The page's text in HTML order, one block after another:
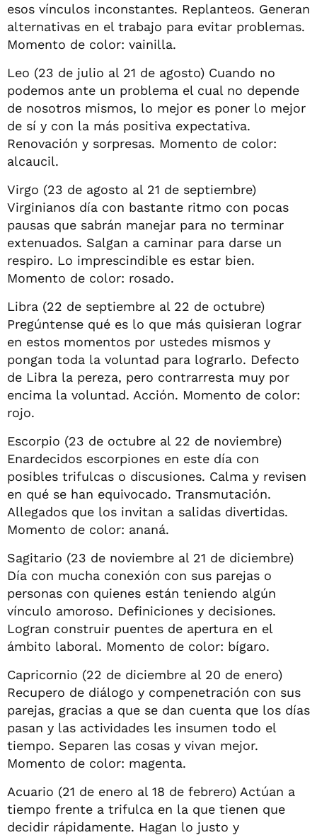
esos vínculos inconstantes. Replanteos. Generan
alternativas en el trabajo para evitar problemas.
Momento de color: vainilla.
Leo (23 de julio al 21 de agosto) Cuando no
podemos ante un problema el cual no depende
de nosotros mismos, lo mejor es poner lo mejor
de sí y con la más positiva expectativa.
Renovación y sorpresas. Momento de color:
alcaucil.
Virgo (23 de agosto al 21 de septiembre)
Virginianos día con bastante ritmo con pocas
pausas que sabrán manejar para no terminar
extenuados. Salgan a caminar para darse un
respiro. Lo imprescindible es estar bien.
Momento de color: rosado.
Libra (22 de septiembre al 22 de octubre)
Pregúntense qué es lo que más quisieran lograr
en estos momentos por ustedes mismos y
pongan toda la voluntad para lograrlo. Defecto
de Libra la pereza, pero contrarresta muy por
encima la voluntad. Acción. Momento de color:
rojo.
Escorpio (23 de octubre al 22 de noviembre)
Enardecidos escorpiones en este día con
posibles trifulcas o discusiones. Calma y revisen
en qué se han equivocado. Transmutación.
Allegados que los invitan a salidas divertidas.
Momento de color: ananá.
Sagitario (23 de noviembre al 21 de diciembre)
Día con mucha conexión con sus parejas o
personas con quienes están teniendo algún
vínculo amoroso. Definiciones y decisiones.
Logran construir puentes de apertura en el
ámbito laboral. Momento de color: bígaro.
Capricornio (22 de diciembre al 20 de enero)
Recupero de diálogo y compenetración con sus
parejas, gracias a que se dan cuenta que los días
pasan y las actividades les insumen todo el
tiempo. Separen las cosas y vivan mejor.
Momento de color: magenta.
Acuario (21 de enero al 18 de febrero) Actúan a
tiempo frente a trifulca en la que tienen que
decidir rápidamente. Hagan lo justo y